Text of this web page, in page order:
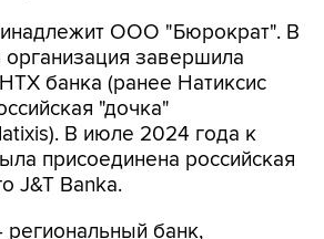
банка (ранее Натиксис
"дочка"
В июле 2024 года к
присоединена российская
J&T Banka.
банк,